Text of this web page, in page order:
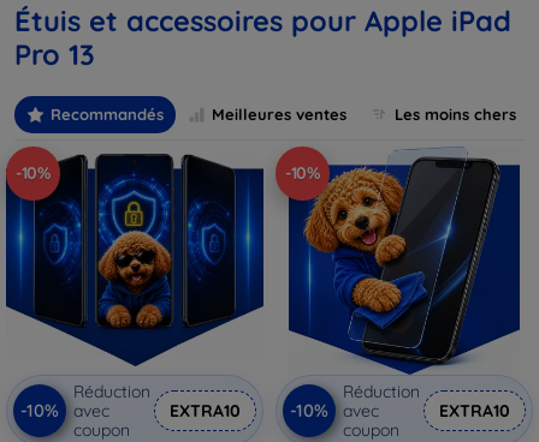
Étuis et accessoires pour Apple iPad
Pro 13
Recommandés Meilleures ventes Les moins chers
-10%
-10%
Réduction
avec
coupon
EXTRA10
-10%
-10%
Réduction
avec
coupon
EXTRA10